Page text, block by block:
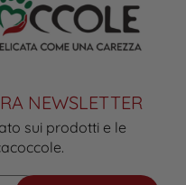
NEWSLETTER
sui prodotti e le